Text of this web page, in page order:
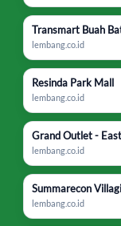
Transmart Buah
lembang.co.id
Resinda Park Mall
lembang.co.id
Grand Outlet -
lembang.co.id
Summarecon
lembang.co.id